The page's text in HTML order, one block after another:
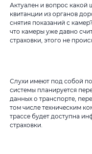
Актуален и вопрос какой
квитанции из органов
снятия показаний с
что камеры уже давно
страховки, этого не
Слухи имеют под собой
системы планируется
данных о транспорте,
том числе техническим
трассе будет доступна
страховки.